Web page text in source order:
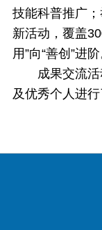
技能科普推广；
新活动，覆盖
用”向“善创”进阶
成果交流
及优秀个人进行